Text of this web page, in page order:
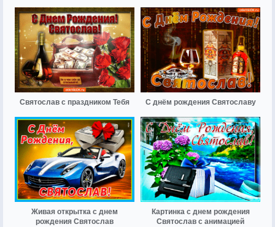
Святослав с праздником Тебя С днём рождения Святославу
Живая открытка с днем
рождения Святослав
Картинка с днем рождения
Святослав с анимацией